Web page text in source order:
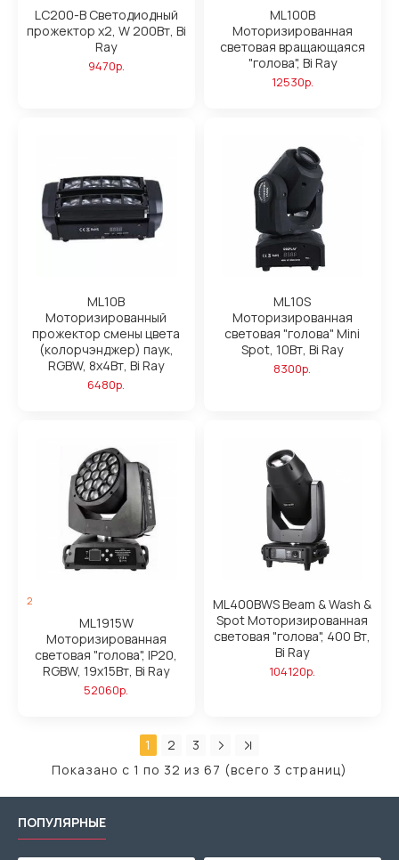
LC200-B Светодиодный
прожектор х2, W 200Вт, Bi
Ray
9470р.
ML100B
Моторизированная
световая вращающаяся
"голова", Bi Ray
12530р.
ML10B
Моторизированный
прожектор смены цвета
(колорчэнджер) паук,
RGBW, 8х4Вт, Bi Ray
6480р.
ML10S
Моторизированная
световая "голова" Mini
Spot, 10Вт, Bi Ray
8300р.
2
ML1915W
Моторизированная
световая "голова", IP20,
RGBW, 19x15Вт, Bi Ray
52060р.
ML400BWS Beam & Wash &
Spot Моторизированная
световая "голова", 400 Вт,
Bi Ray
104120р.
1 2
3
Показано с 1 по 32 из 67 (всего 3 страниц)
ПОПУЛЯРНЫЕ